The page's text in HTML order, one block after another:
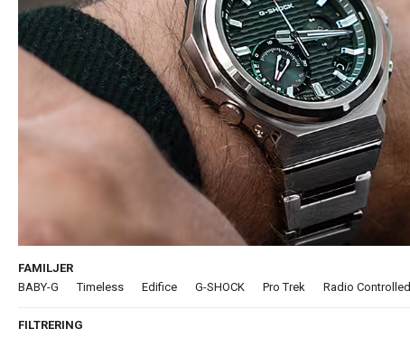
FAMILJER
BABY-G
Timeless Edifice G-SHOCK Pro Trek Radio Controlled
FILTRERING